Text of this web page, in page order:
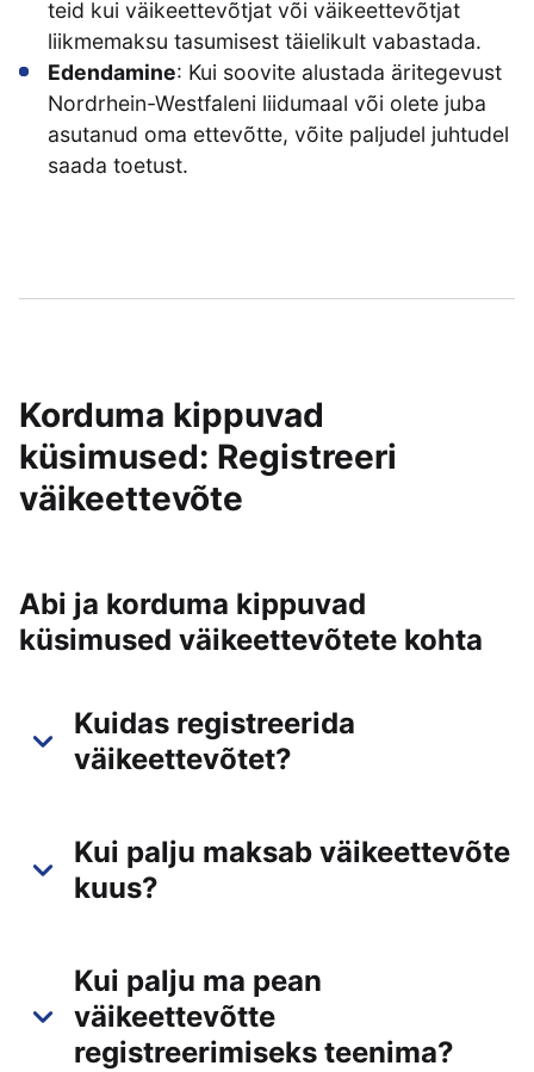
teid kui väikeettevõtjat või väikeettevõtjat
liikmemaksu tasumisest täielikult vabastada.
Edendamine: Kui soovite alustada äritegevust
Nordrhein-Westfaleni liidumaal või olete juba
asutanud oma ettevõtte, võite paljudel juhtudel
saada toetust.
Korduma kippuvad
küsimused: Registreeri
väikeettevõte
Abi ja korduma kippuvad
küsimused väikeettevõtete kohta
Kuidas registreerida
väikeettevõtet?
Kui palju maksab väikeettevõte
kuus?
Kui palju ma pean
väikeettevõtte
registreerimiseks teenima?